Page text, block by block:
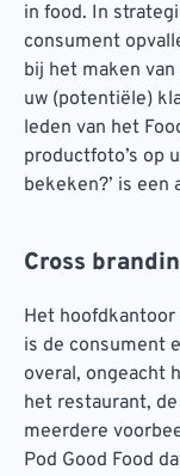
in food. In
consument
bij het maken
uw (potentiële)
leden van het
productfoto’s op
bekeken?’ is
Cross
Het
is de consument
overal, ongeacht
het restaurant,
meerdere
Pod Good Food